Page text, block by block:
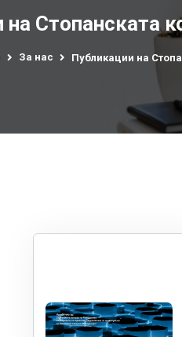
на Стопанската
За нас Публикации на